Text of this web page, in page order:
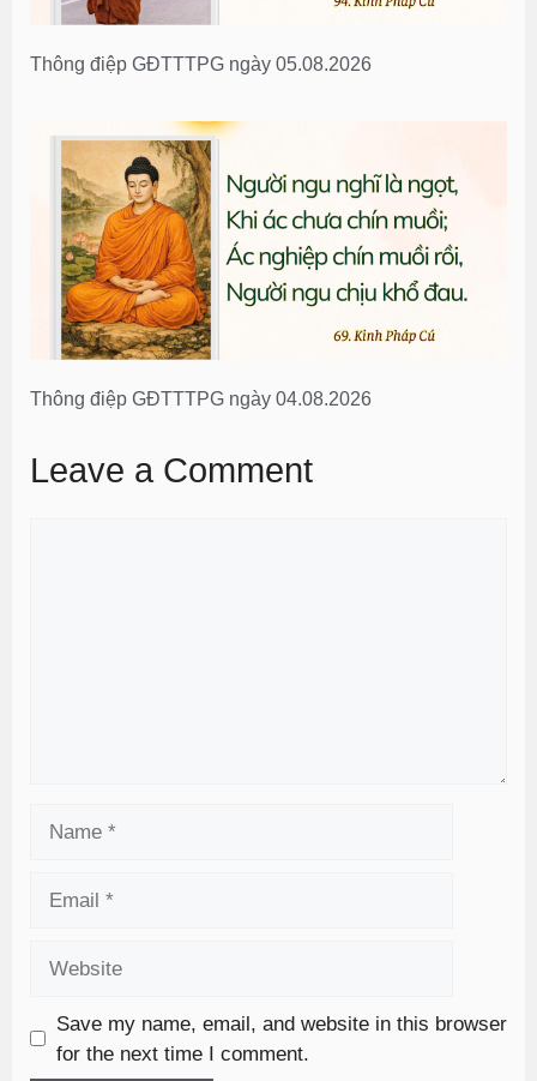
Thông điệp GĐTTTPG ngày 05.08.2026
Thông điệp GĐTTTPG ngày 04.08.2026
Leave a Comment
Save my name, email, and website in this browser
for the next time I comment.